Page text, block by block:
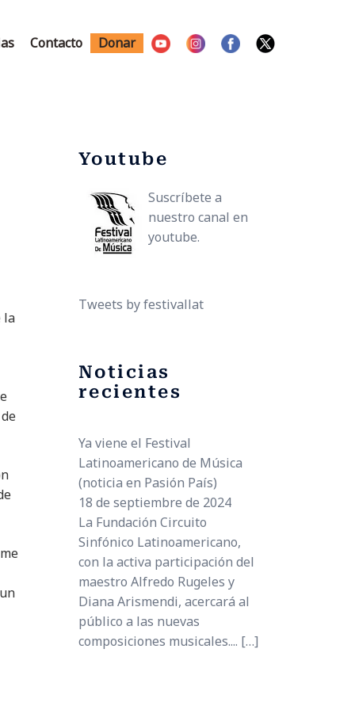
Contacto Donar
la
Youtube
Suscríbete a
nuestro canal en
youtube.
Tweets by festivallat
Noticias
recientes
Ya viene el Festival
Latinoamericano de Música
(noticia en Pasión País)
18 de septiembre de 2024
La Fundación Circuito
Sinfónico Latinoamericano,
con la activa participación del
maestro Alfredo Rugeles y
Diana Arismendi, acercará al
público a las nuevas
composiciones musicales.... […]